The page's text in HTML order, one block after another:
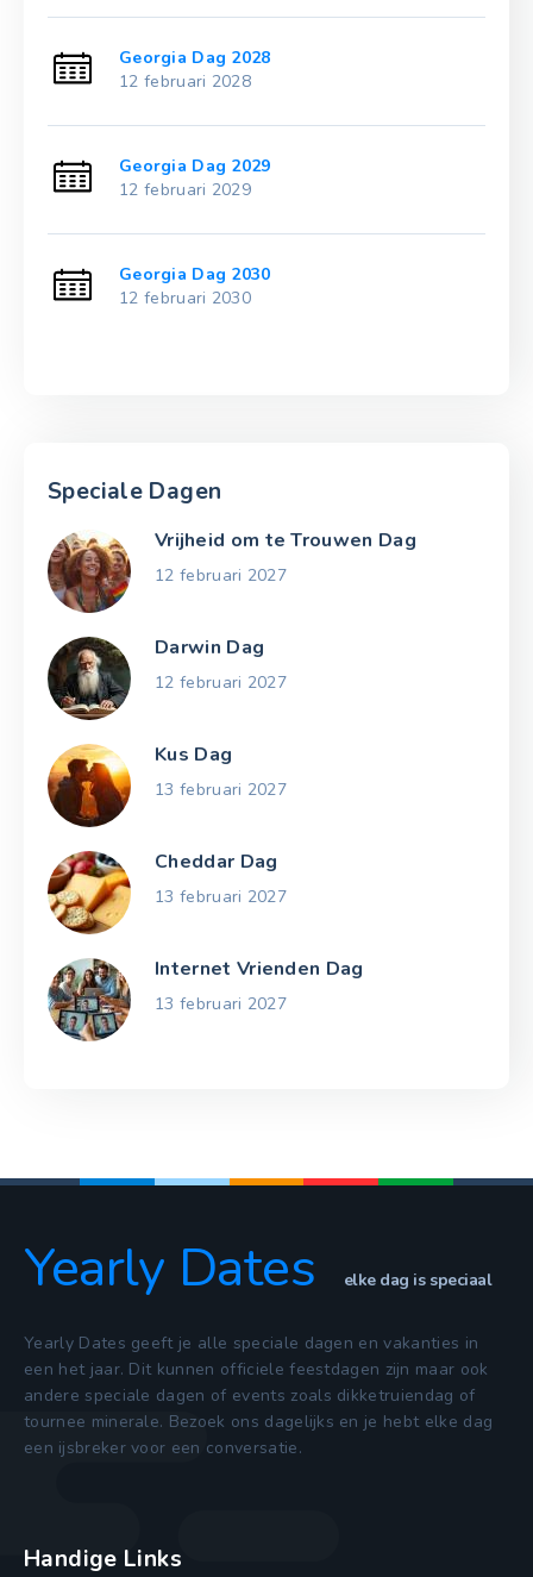
Georgia Dag 2028
12 februari 2028
Georgia Dag 2029
12 februari 2029
Georgia Dag 2030
12 februari 2030
Speciale Dagen
Vrijheid om te Trouwen Dag
12 februari 2027
Darwin Dag
12 februari 2027
Kus Dag
13 februari 2027
Cheddar Dag
13 februari 2027
Internet Vrienden Dag
13 februari 2027
Yearly Dates elke dag is speciaal
Yearly Dates geeft je alle speciale dagen en vakanties in
een het jaar. Dit kunnen officiele feestdagen zijn maar ook
andere speciale dagen of events zoals dikketruiendag of
tournee minerale. Bezoek ons dagelijks en je hebt elke dag
een ijsbreker voor een conversatie.
Handige Links